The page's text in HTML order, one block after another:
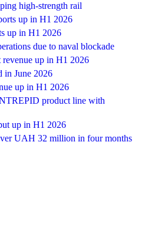
high-strength rail
up in H1 2026
up in H1 2026
due to naval blockade
up in H1 2026
in June 2026
up in H1 2026
product line with
up in H1 2026
UAH 32 million in four months